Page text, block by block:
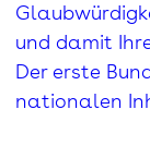
und damit
Der erste
nationalen